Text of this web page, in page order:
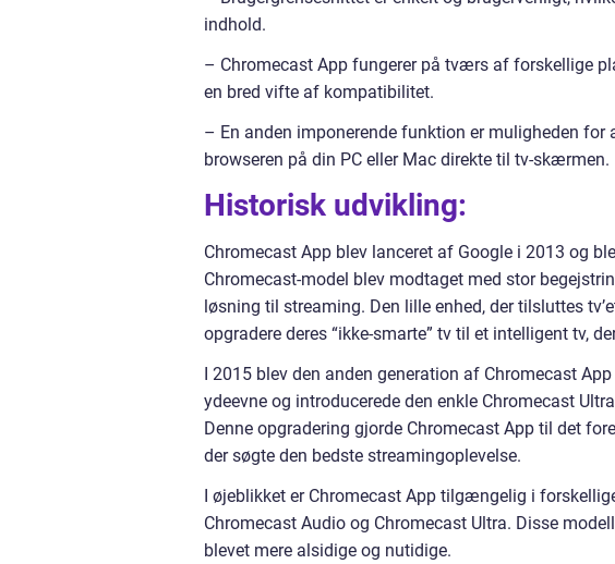
indhold.
– Chromecast App fungerer på tværs af forskellige
en bred vifte af kompatibilitet.
– En anden imponerende funktion er muligheden
browseren på din PC eller Mac direkte til tv-skærmen.
Historisk udvikling:
Chromecast App blev lanceret af Google i 2013 og
Chromecast-model blev modtaget med stor
løsning til streaming. Den lille enhed, der tilsluttes
opgradere deres “ikke-smarte” tv til et intelligent tv,
I 2015 blev den anden generation af Chromecast
ydeevne og introducerede den enkle Chromecast
Denne opgradering gjorde Chromecast App til det
der søgte den bedste streamingoplevelse.
I øjeblikket er Chromecast App tilgængelig i
Chromecast Audio og Chromecast Ultra. Disse
blevet mere alsidige og nutidige.